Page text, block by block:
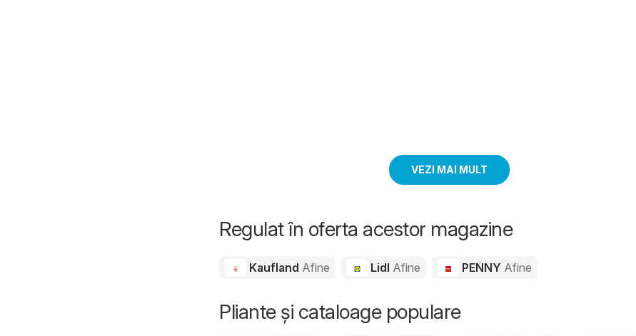
VEZI MAI MULT
Regulat în oferta acestor magazine
Kaufland Afine Lidl Afine PENNY Afine
Pliante și cataloage populare